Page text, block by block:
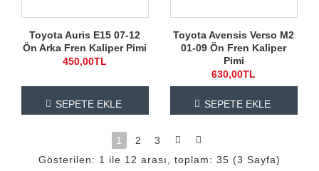
Toyota Auris E15 07-12
Ön Arka Fren Kaliper Pimi
450,00TL
SEPETE EKLE
Toyota Avensis Verso M2
01-09 Ön Fren Kaliper
Pimi
630,00TL
SEPETE EKLE
1 2
3
Gösterilen: 1 ile 12 arası, toplam: 35 (3 Sayfa)